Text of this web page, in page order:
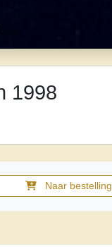
1998
Naar bestelling